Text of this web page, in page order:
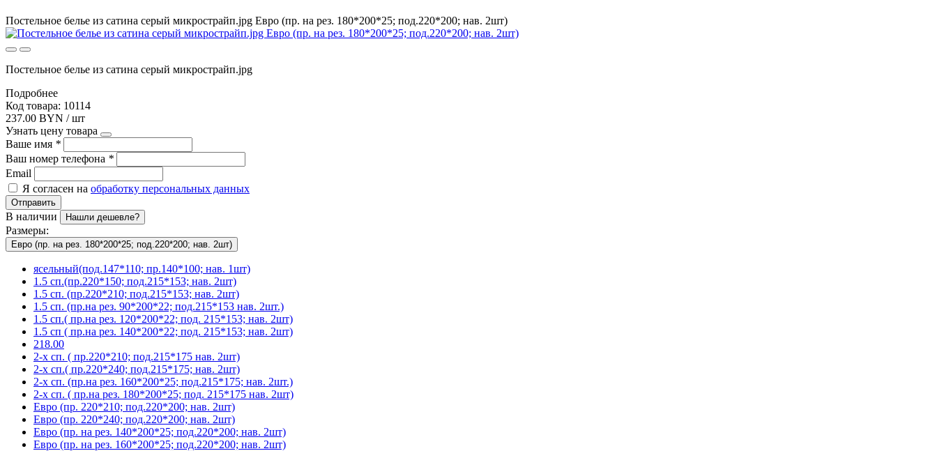
Постельное белье из сатина серый микрострайп.jpg Евро (пр. на рез. 180*200*25; под.220*200; нав. 2шт)
Постельное белье из сатина серый микрострайп.jpg
Подробнее
Код товара: 10114
237.00 BYN / шт
Узнать цену товара
Ваше имя *
Ваш номер телефона *
Email
Я согласен на обработку персональных данных
Отправить
В наличии Нашли дешевле?
Размеры:
Евро (пр. на рез. 180*200*25; под.220*200; нав. 2шт)
ясельный(под.147*110; пр.140*100; нав. 1шт)
1.5 сп.(пр.220*150; под.215*153; нав. 2шт)
1.5 сп. (пр.220*210; под.215*153; нав. 2шт)
1.5 сп. (пр.на рез. 90*200*22; под.215*153 нав. 2шт.)
1.5 сп.( пр.на рез. 120*200*22; под. 215*153; нав. 2шт)
1.5 сп ( пр.на рез. 140*200*22; под. 215*153; нав. 2шт)
218.00
2-х сп. ( пр.220*210; под.215*175 нав. 2шт)
2-х сп.( пр.220*240; под.215*175; нав. 2шт)
2-х сп. (пр.на рез. 160*200*25; под.215*175; нав. 2шт.)
2-х сп. ( пр.на рез. 180*200*25; под. 215*175 нав. 2шт)
Евро (пр. 220*210; под.220*200; нав. 2шт)
Евро (пр. 220*240; под.220*200; нав. 2шт)
Евро (пр. на рез. 140*200*25; под.220*200; нав. 2шт)
Евро (пр. на рез. 160*200*25; под.220*200; нав. 2шт)